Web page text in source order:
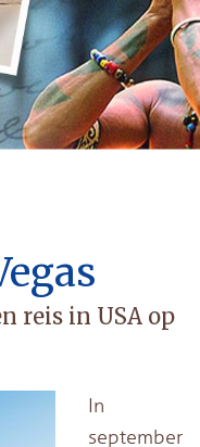
reis in USA op
In
september